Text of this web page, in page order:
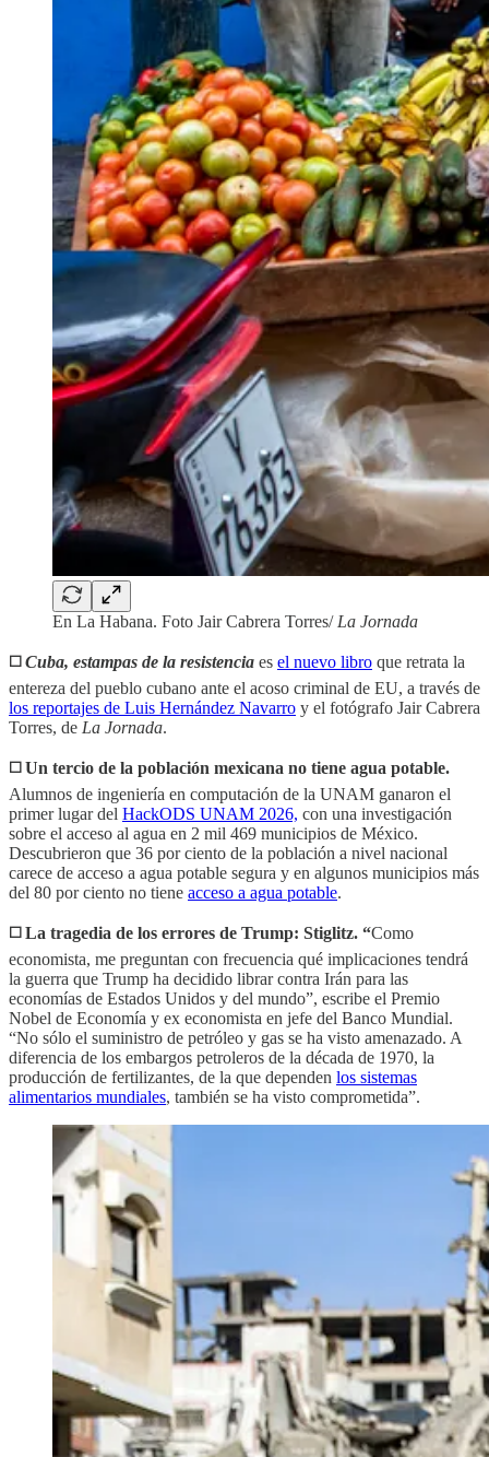
En La Habana. Foto Jair Cabrera Torres/ La Jornada
◻️ Cuba, estampas de la resistencia es el nuevo libro que retrata la
entereza del pueblo cubano ante el acoso criminal de EU, a través de
los reportajes de Luis Hernández Navarro y el fotógrafo Jair Cabrera
Torres, de La Jornada.
◻️ Un tercio de la población mexicana no tiene agua potable.
Alumnos de ingeniería en computación de la UNAM ganaron el
primer lugar del HackODS UNAM 2026, con una investigación
sobre el acceso al agua en 2 mil 469 municipios de México.
Descubrieron que 36 por ciento de la población a nivel nacional
carece de acceso a agua potable segura y en algunos municipios más
del 80 por ciento no tiene acceso a agua potable.
◻️ La tragedia de los errores de Trump: Stiglitz. “Como
economista, me preguntan con frecuencia qué implicaciones tendrá
la guerra que Trump ha decidido librar contra Irán para las
economías de Estados Unidos y del mundo”, escribe el Premio
Nobel de Economía y ex economista en jefe del Banco Mundial.
“No sólo el suministro de petróleo y gas se ha visto amenazado. A
diferencia de los embargos petroleros de la década de 1970, la
producción de fertilizantes, de la que dependen los sistemas
alimentarios mundiales, también se ha visto comprometida”.